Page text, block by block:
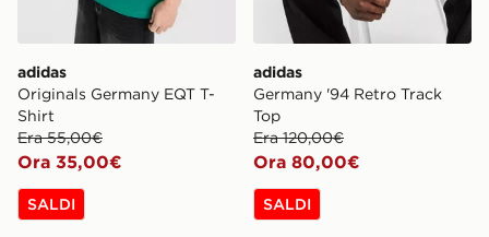
adidas
Originals Germany EQT T-
Shirt
Era 55,00€
Ora 35,00€
SALDI
adidas
Germany '94 Retro Track
Top
Era 120,00€
Ora 80,00€
SALDI